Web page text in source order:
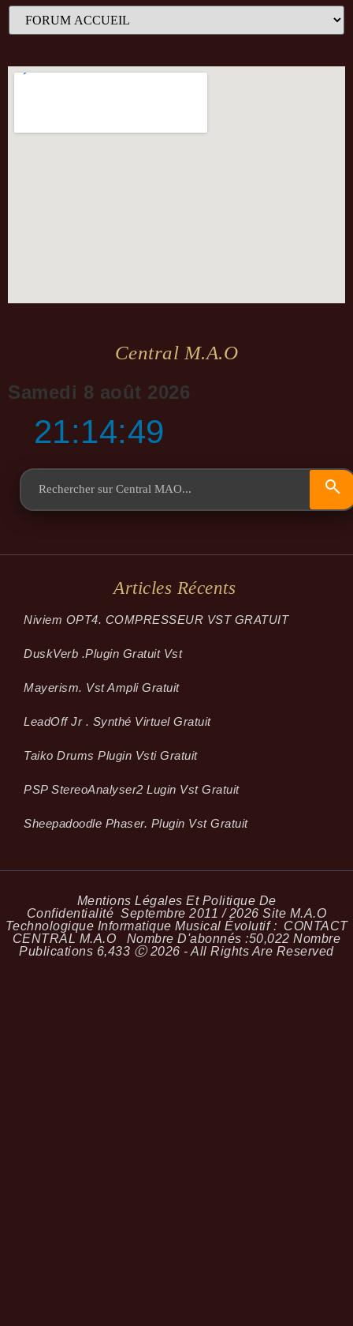
Central M.a.o
Samedi 8 août 2026
21:14:50
Articles Récents
Niviem OPT4. COMPRESSEUR VST GRATUIT
Dusk­Verb .plugin Gratuit Vst
Mayerism. Vst Ampli Gratuit
LeadOff Jr . Synthé Virtuel Gratuit
Taiko Drums Plugin Vsti Gratuit
PSP StereoAnalyser2 Lugin Vst Gratuit
Sheepadoodle Phaser. Plugin Vst Gratuit
Mentions Légales Et Politique De
Confidentialité Septembre 2011 / 2026 Site M.A.O
Technologique Informatique Musical Évolutif : CONTACT
CENTRAL M.A.O Nombre D'abonnés :50,022 Nombre
Publications 6,433 Ⓒ 2026 - All Rights Are Reserved